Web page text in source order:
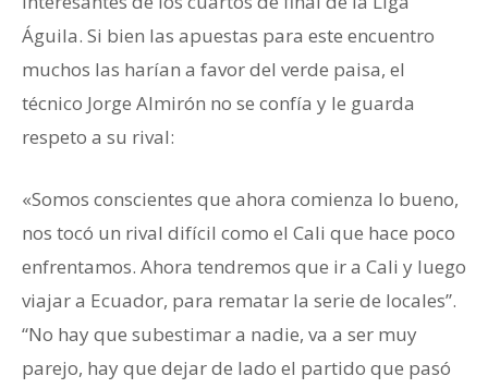
Águila. Si bien las apuestas para este encuentro
muchos las harían a favor del verde paisa, el
técnico Jorge Almirón no se confía y le guarda
respeto a su rival:
«Somos conscientes que ahora comienza lo bueno,
nos tocó un rival difícil como el Cali que hace poco
enfrentamos. Ahora tendremos que ir a Cali y luego
viajar a Ecuador, para rematar la serie de locales”.
“No hay que subestimar a nadie, va a ser muy
parejo, hay que dejar de lado el partido que pasó